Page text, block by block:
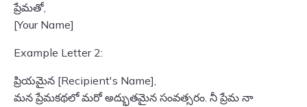
ప్రేమతో,
[Your Name]
Example Letter 2:
ప్రియమైన [Recipient's Name],
మన ప్రేమకథలో మరో అద్భుతమైన సంవత్సరం. నీ ప్రేమ నా